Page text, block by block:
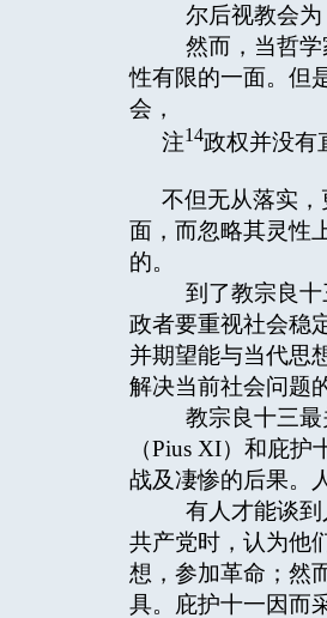
尔后视教会为
然而，当哲学
性有限的一面。但
会，
注14政权并没有
不但无从落实
面，而忽略其灵性
的。
到了教宗良十
政者要重视社会稳
并期望能与当代思
解决当前社会问题
教宗良十三最
（Pius XI）和庇
战及凄惨的后果。
有人才能谈到
共产党时，认为他
想，参加革命；然
具。庇护十一因而